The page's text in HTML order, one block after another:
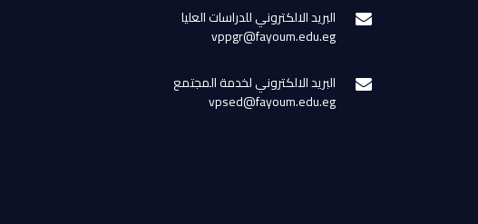
البريد الالكتروني للدراسات العليا
vppgr@fayoum.edu.eg
البريد الالكتروني لخدمة المجتمع
vpsed@fayoum.edu.eg